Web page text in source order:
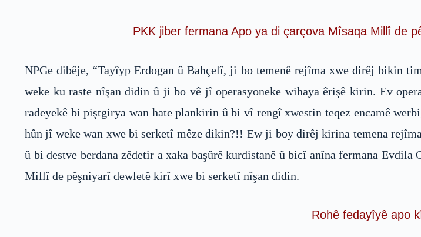
PKK jiber fermana Apo ya di çarçova Mîsaqa Millî de
NPGe dibêje, “Tayîyp Erdogan û Bahçelî, ji bo temenê rejîma xwe dirêj bikin
weke ku raste nîşan didin û ji bo vê jî operasyoneke wihaya êrişê kirin. Ev
radeyekê bi piştgirya wan hate plankirin û bi vî rengî xwestin teqez encamê
hûn jî weke wan xwe bi serketî mêze dikin?!! Ew ji boy dirêj kirina temena
û bi destve berdana zêdetir a xaka başûrê kurdistanê û bicî anîna fermana
Millî de pêşniyarî dewletê kirî xwe bi serketî nîşan didin.
Rohê fedayîyê apo